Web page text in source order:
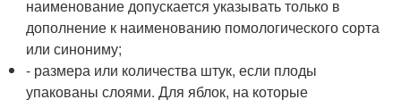
наименование допускается указывать только в
дополнение к наименованию помологического сорта
или синониму;
- размера или количества штук, если плоды
упакованы слоями. Для яблок, на которые